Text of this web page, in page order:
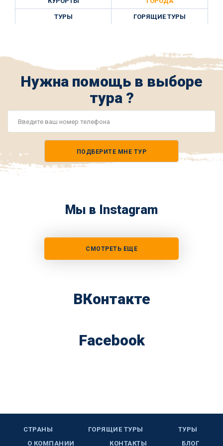
ТУРЫ ГОРЯЩИЕ ТУРЫ
Нужна помощь в выборе
тура ?
ПОДБЕРИТЕ МНЕ ТУР
Мы в Instagram
СМОТРЕТЬ ЕЩЕ
ВКонтакте
Facebook
СТРАНЫ ГОРЯЩИЕ ТУРЫ
ТУРЫ
О КОМПАНИИ
КОНТАКТЫ БЛОГ